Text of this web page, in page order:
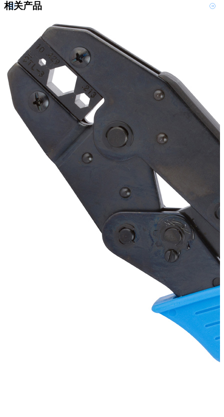
相关产品